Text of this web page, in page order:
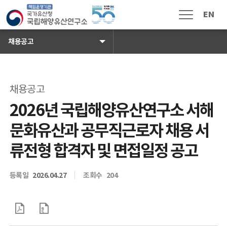
국가유산청 국립해양유산연구소 로
메뉴열림 EN
공지사항
보도자료
채용공고
입찰공고
해풍지
수중유산 신고
채용공고
채용공고
2026년 국립해양유산연구소 서해
문화유산과 공무직근로자 채용 서
류전형 합격자 및 면접일정 공고
등록일 2026.04.27 조회수 204